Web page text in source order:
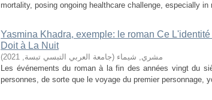
mortality, posing ongoing healthcare challenge, especially
Yasmina Khadra, exemple: le roman Ce
Doit à La Nuit
مشري, شيماء (جامعة العربي التبسي تبسة,
2021
)
Les événements du roman à la fin des années vingt du
personnes, de sorte que le voyage du premier personnage,